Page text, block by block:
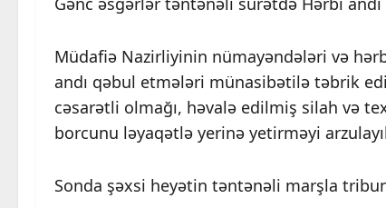
Müdafiə Nazirliyinin nümayəndələri və
andı qəbul etmələri münasibətilə təbrik
cəsarətli olmağı, həvalə edilmiş silah və
borcunu ləyaqətlə yerinə yetirməyi
Sonda şəxsi heyətin təntənəli marşla